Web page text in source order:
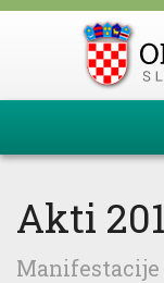
Akti
Manifestacije